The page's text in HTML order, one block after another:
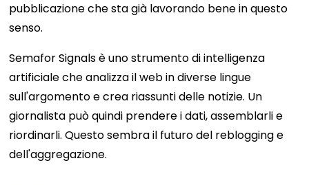
pubblicazione che sta già lavorando bene in questo
senso.
Semafor Signals è uno strumento di intelligenza
artificiale che analizza il web in diverse lingue
sull'argomento e crea riassunti delle notizie. Un
giornalista può quindi prendere i dati, assemblarli e
riordinarli. Questo sembra il futuro del reblogging e
dell'aggregazione.